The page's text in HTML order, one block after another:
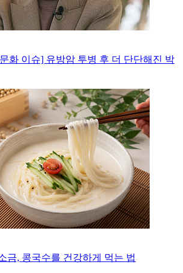
화 이슈] 유방암 투병 후 더 단단해진 박
금, 콩국수를 건강하게 먹는 법